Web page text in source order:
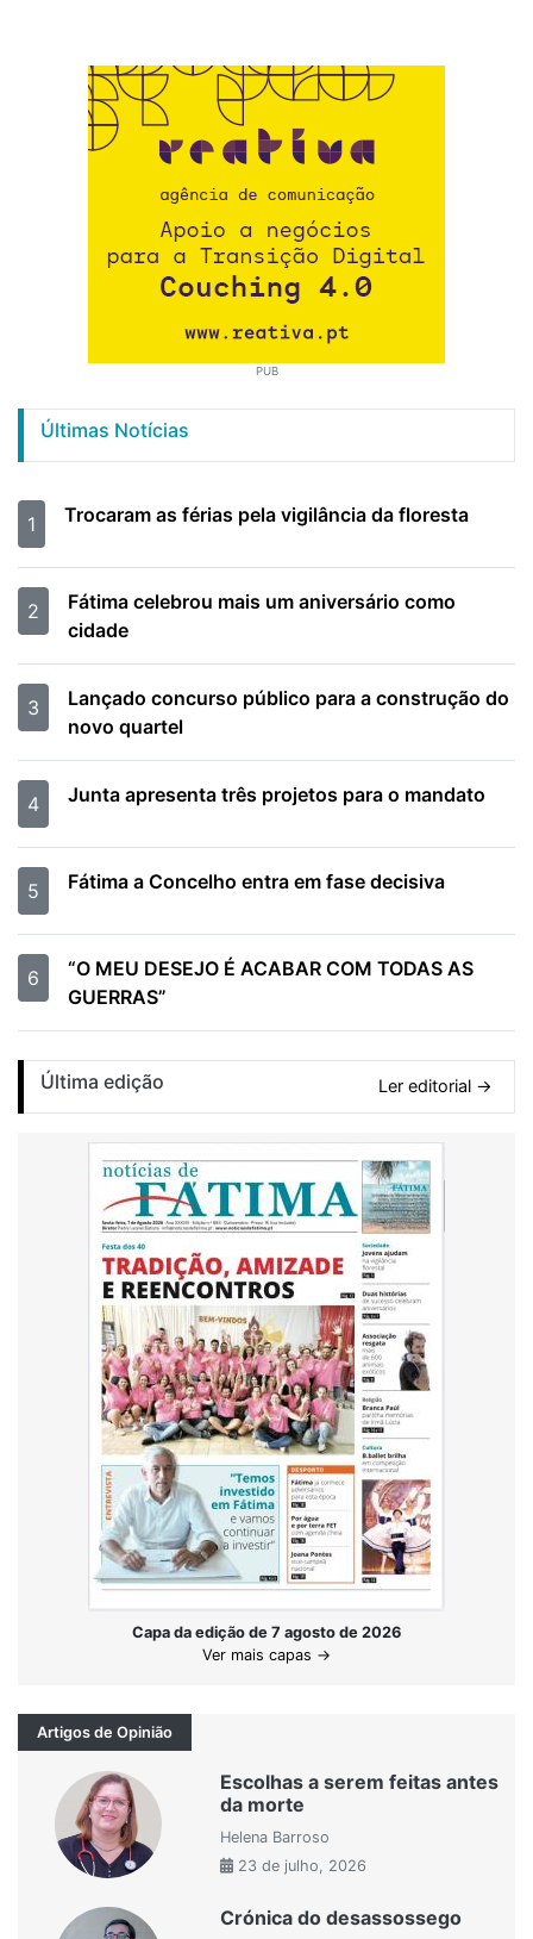
PUB
Últimas Notícias
1 Trocaram as férias pela vigilância da floresta
2
Fátima celebrou mais um aniversário como
cidade
3
Lançado concurso público para a construção do
novo quartel
4 Junta apresenta três projetos para o mandato
5 Fátima a Concelho entra em fase decisiva
6
“O MEU DESEJO É ACABAR COM TODAS AS
GUERRAS”
Última edição Ler editorial →
Capa da edição de 7 agosto de 2026
Ver mais capas →
Artigos de Opinião
Escolhas a serem feitas antes
da morte
Helena Barroso
23 de julho, 2026
Crónica do desassossego